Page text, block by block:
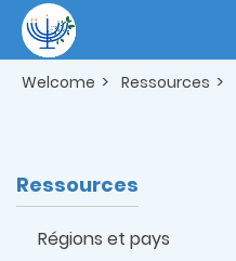
main
content
Welcome Ressources
Ressources
Régions et pays